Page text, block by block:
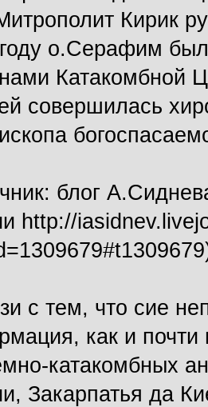
Кирик
о.Серафим
Катакомбной
совершилась
блог
http://
с тем, что сие
как и почти
катакомбных
Закарпатья да